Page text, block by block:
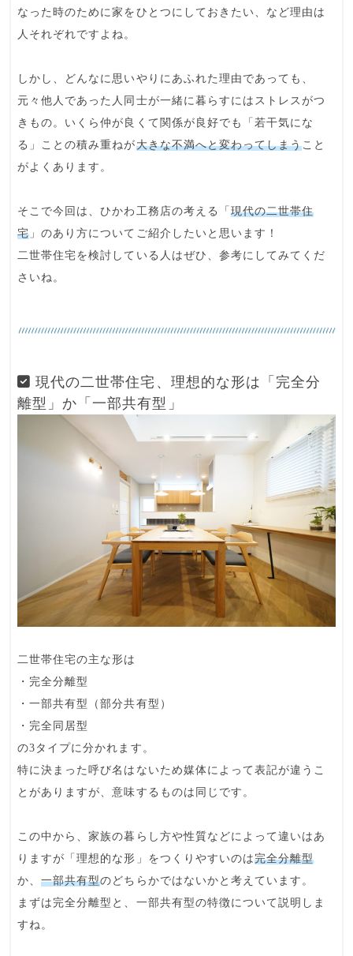
なった時のため に家をひとつにしておきたい、など理由は
人それぞれですよね。
しかし、どんなに思いやりにあふれた理由であっても、
元々他人であった人同士が一緒に暮らすには ストレスがつ
きもの。いくら仲が良くて関係が良好でも「若干気にな
る」ことの積み重ねが大きな不満へと変わってしまうこと
がよくあります。
そこで今回は、ひかわ工務店の考える「 現代の二世帯住
宅 」のあり方についてご紹介したいと思います！
二世帯住宅を検討している人はぜひ、参考にしてみてくだ
さいね。
現代の二世帯住宅、理想的な形は「完全分
離型」か「一部共有型」
二世帯住宅の主な形は
・完全分離型
・一部共有型（部分共有型）
・完全同居型
の3タイプに分かれます。
特に決まった呼び名はないため媒体によって表記が違うこ
とがありますが、意味するものは同じです。
この中から、家族の暮らし方や性質などによって違いはあ
りますが 「理想的な形」をつくりやすいのは完全分離型
か、一部共有型のどちら かではないかと考えています。
まずは完全分離型と、一部共有型の特徴について説明しま
すね。